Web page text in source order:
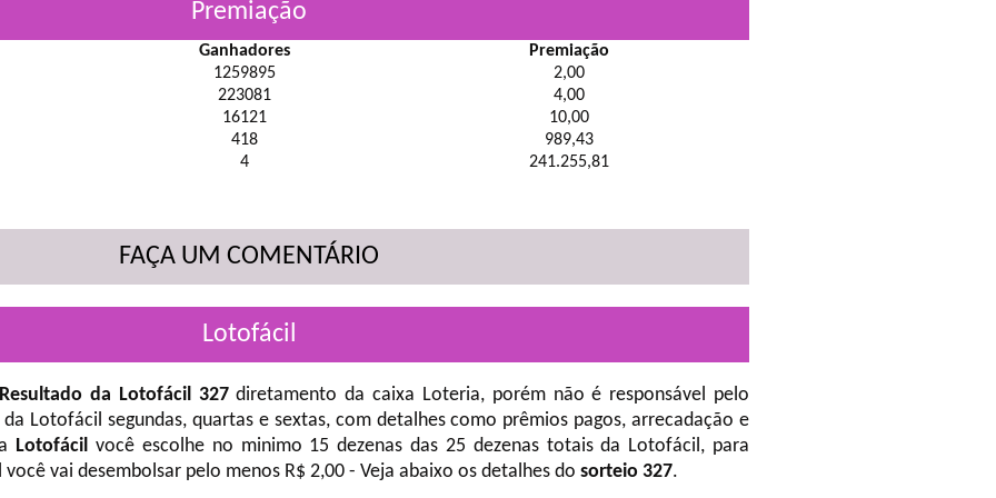
Premiação
Ganhadores
Premiação
1259895
2,00
223081
4,00
16121
10,00
418
989,43
4
241.255,81
FAÇA UM COMENTÁRIO
Lotofácil
Resultado da Lotofácil 327diretamento da caixa Loteria, porém não é responsável pelo
da Lotofácil segundas, quartas e sextas, com detalhes como prêmios pagos, arrecadação e
Lotofácil você escolhe no minimo 15 dezenas das 25 dezenas totais da Lotofácil, para
vai desembolsar pelo menos R$ 2,00 - Veja abaixo os detalhes do sorteio 327.